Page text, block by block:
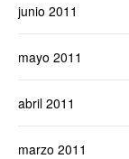
junio 2011
mayo 2011
abril 2011
marzo 2011